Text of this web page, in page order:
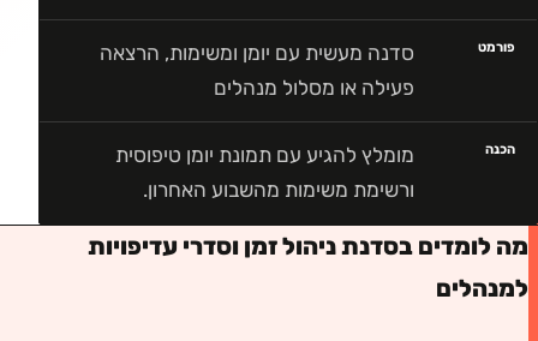
פורמט
סדנה מעשית עם יומן ומשימות, הרצאה
פעילה או מסלול מנהלים
הכנה
מומלץ להגיע עם תמונת יומן טיפוסית
ורשימת משימות מהשבוע האחרון.
מה לומדים בסדנת ניהול זמן וסדרי עדיפויות
למנהלים